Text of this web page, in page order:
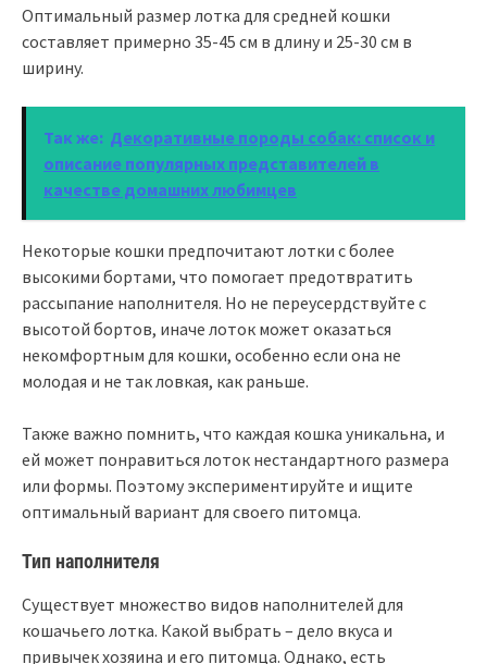
Оптимальный размер лотка для средней кошки
составляет примерно 35-45 см в длину и 25-30 см в
ширину.
Так же: Декоративные породы собак: список и
описание популярных представителей в
качестве домашних любимцев
Некоторые кошки предпочитают лотки с более
высокими бортами, что помогает предотвратить
рассыпание наполнителя. Но не переусердствуйте с
высотой бортов, иначе лоток может оказаться
некомфортным для кошки, особенно если она не
молодая и не так ловкая, как раньше.
Также важно помнить, что каждая кошка уникальна, и
ей может понравиться лоток нестандартного размера
или формы. Поэтому экспериментируйте и ищите
оптимальный вариант для своего питомца.
Тип наполнителя
Существует множество видов наполнителей для
кошачьего лотка. Какой выбрать – дело вкуса и
привычек хозяина и его питомца. Однако, есть